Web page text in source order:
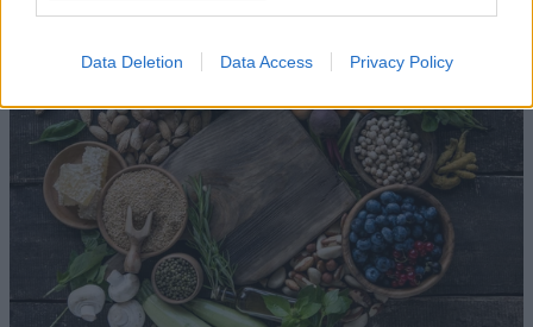
Data Deletion Data Access Privacy Policy